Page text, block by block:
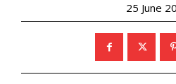
25 June